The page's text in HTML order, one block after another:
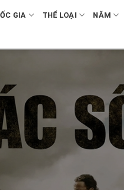
GIA THỂ LOẠI NĂM